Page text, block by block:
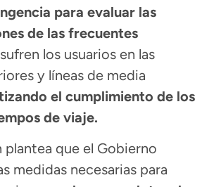
para evaluar las
de las frecuentes
los usuarios en las
y líneas de media
el cumplimiento de los
de viaje.
que el Gobierno
medidas necesarias para